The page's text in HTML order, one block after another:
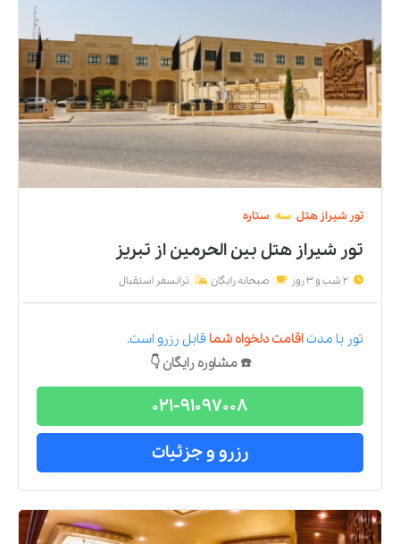
تور شیراز هتل سه ستاره
تور شیراز هتل بین الحرمیناز تبریز
2 شب و 3 روز صبحانه رایگان ترانسفر استقبال
تور با مدتاقامت دلخواه شما قابل رزرو است.
☎️ مشاوره رایگان 👇
021-91097008
رزرو و جزئیات